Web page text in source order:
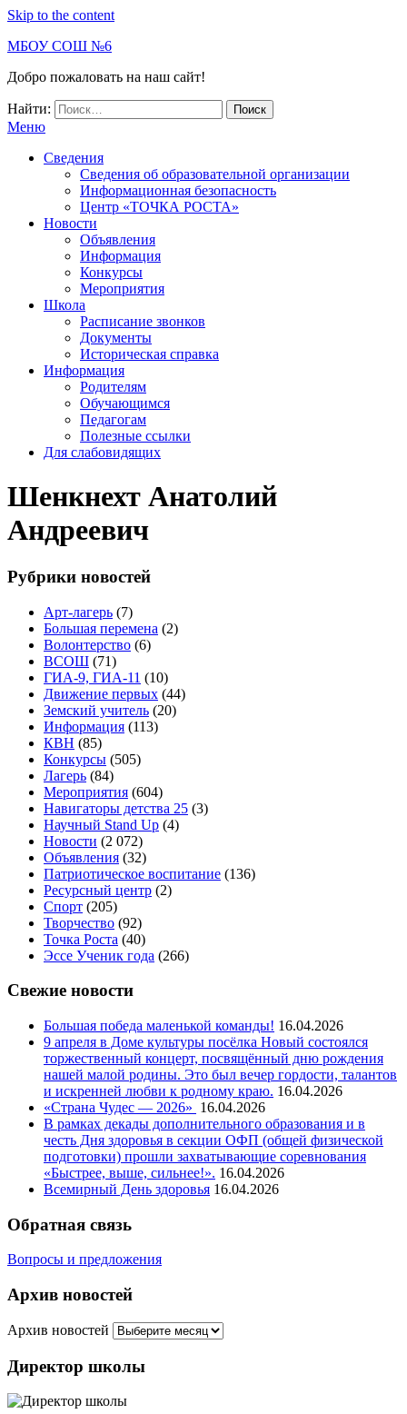
Skip to the content
МБОУ СОШ №6
Добро пожаловать на наш сайт!
Найти:
Меню
Сведения
Сведения об образовательной организации
Информационная безопасность
Центр «ТОЧКА РОСТА»
Новости
Объявления
Информация
Конкурсы
Мероприятия
Школа
Расписание звонков
Документы
Историческая справка
Информация
Родителям
Обучающимся
Педагогам
Полезные ссылки
Для слабовидящих
Шенкнехт Анатолий
Андреевич
Рубрики новостей
Арт-лагерь (7)
Большая перемена (2)
Волонтерство (6)
ВСОШ (71)
ГИА-9, ГИА-11 (10)
Движение первых (44)
Земский учитель (20)
Информация (113)
КВН (85)
Конкурсы (505)
Лагерь (84)
Мероприятия (604)
Навигаторы детства 25 (3)
Научный Stand Up (4)
Новости (2 072)
Объявления (32)
Патриотическое воспитание (136)
Ресурсный центр (2)
Спорт (205)
Творчество (92)
Точка Роста (40)
Эссе Ученик года (266)
Свежие новости
Большая победа маленькой команды! 16.04.2026
9 апреля в Доме культуры посёлка Новый состоялся
торжественный концерт, посвящённый дню рождения
нашей малой родины. Это был вечер гордости, талантов
и искренней любви к родному краю. 16.04.2026
«Страна Чудес — 2026» 16.04.2026
В рамках декады дополнительного образования и в
честь Дня здоровья в секции ОФП (общей физической
подготовки) прошли захватывающие соревнования
«Быстрее, выше, сильнее!». 16.04.2026
Всемирный День здоровья 16.04.2026
Обратная связь
Вопросы и предложения
Архив новостей
Архив новостей
Директор школы